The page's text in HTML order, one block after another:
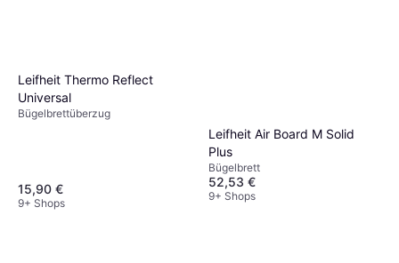
Leifheit Thermo Reflect
Universal
Bügelbrettüberzug
15,90 €
9+ Shops
Leifheit Air Board M Solid
Plus
Bügelbrett
52,53 €
9+ Shops